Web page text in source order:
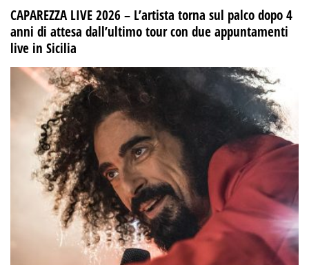
CAPAREZZA LIVE 2026 – L’artista torna sul palco dopo 4
anni di attesa dall’ultimo tour con due appuntamenti
live in Sicilia